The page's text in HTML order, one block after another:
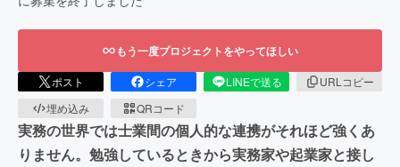
もう一度プロジェクトをやってほしい
ポスト シェア LINEで送る
URLコピー
埋め込み
QRコード
実務の世界では士業間の個人的な連携がそれほど強くあ
りません。勉強しているときから実務家や起業家と接し